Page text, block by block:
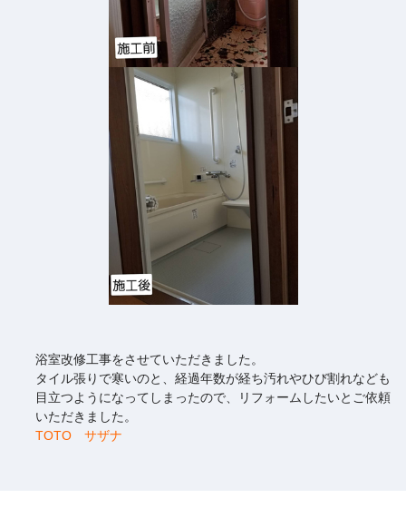
浴室改修工事をさせていただきました。
タイル張りで寒いのと、経過年数が経ち汚れやひび割れなども
目立つようになってしまったので、リフォームしたいとご依頼
いただきました。
TOTO サザナ